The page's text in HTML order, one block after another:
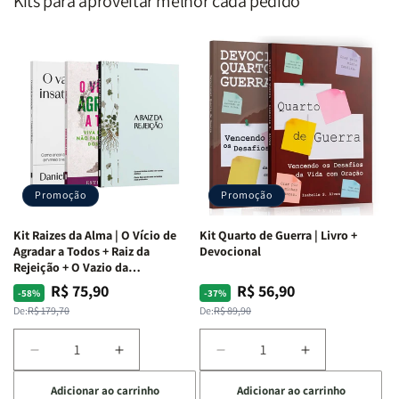
Promoção
Kit Raizes da Alma | O Vício de
Agradar a Todos + Raiz da
Rejeição + O Vazio da
Insatisfação.
-58%
Preço
normal
De:R$ 179,70
Preço
promocional
R$ 75,90
Diminuir
a
quantidade
Aumentar
a
quantidade
Adicionar ao carrinho
Promoção
Kit Quarto de Guerra | Livro +
Devocional
-37%
Preço
normal
De:R$ 89,90
Preço
promocional
R$ 56,90
Diminuir
a
quantidade
Aumentar
a
quantidade
Adicionar ao carrinho